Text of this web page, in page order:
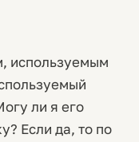
используемым
ли я его
Если да, то по